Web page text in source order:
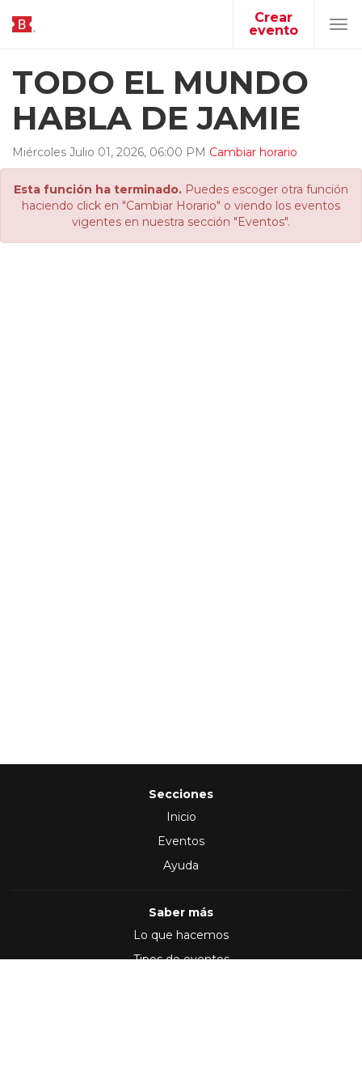
Crear
evento
TODO EL MUNDO
HABLA DE JAMIE
Miércoles Julio 01, 2026, 06:00 PM Cambiar horario
Esta función ha terminado. Puedes escoger otra función
haciendo click en "Cambiar Horario" o viendo los eventos
vigentes en nuestra sección "Eventos".
Secciones
Inicio
Eventos
Ayuda
Saber más
Lo que hacemos
Tipos de eventos